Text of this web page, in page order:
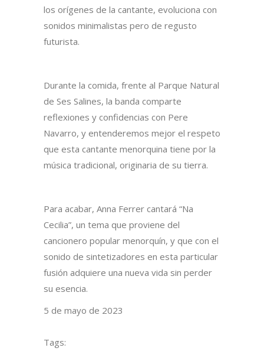
los orígenes de la cantante, evoluciona con
sonidos minimalistas pero de regusto
futurista.
Durante la comida, frente al Parque Natural
de Ses Salines, la banda comparte
reflexiones y confidencias con Pere
Navarro, y entenderemos mejor el respeto
que esta cantante menorquina tiene por la
música tradicional, originaria de su tierra.
Para acabar, Anna Ferrer cantará “Na
Cecilia”, un tema que proviene del
cancionero popular menorquín, y que con el
sonido de sintetizadores en esta particular
fusión adquiere una nueva vida sin perder
su esencia.
5 de mayo de 2023
Tags: